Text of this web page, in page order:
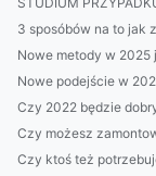
3 sposóbów na to jak
Nowe metody w
Nowe podejście w
Czy 2022 będzie
Czy możesz
Czy ktoś też